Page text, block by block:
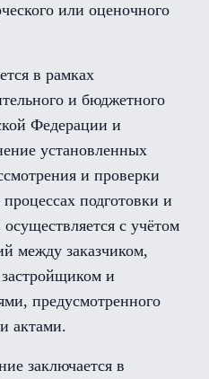
или оценочного
в рамках
и бюджетного
Федерации и
установленных
и проверки
подготовки и
с учётом
между заказчиком,
и
предусмотренного
актами.
заключается в